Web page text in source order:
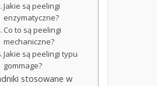
Jakie są peelingi
enzymatyczne?
Co to są peelingi
mechaniczne?
Jakie są peelingi typu
gommage?
stosowane w